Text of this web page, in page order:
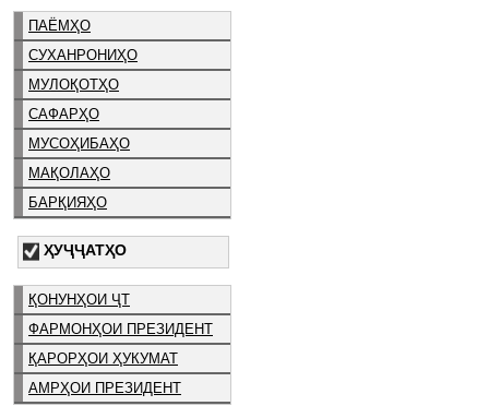
ПАЁМҲО
СУХАНРОНИҲО
МУЛОҚОТҲО
САФАРҲО
МУСОҲИБАҲО
МАҚОЛАҲО
БАРҚИЯҲО
ҲУҶҶАТҲО
ҚОНУНҲОИ ҶТ
ФАРМОНҲОИ ПРЕЗИДЕНТ
ҚАРОРҲОИ ҲУКУМАТ
АМРҲОИ ПРЕЗИДЕНТ